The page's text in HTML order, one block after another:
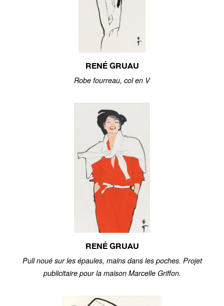
RENÉ GRUAU
Robe fourreau, col en V
RENÉ GRUAU
Pull noué sur les épaules, mains dans les poches. Projet
publicitaire pour la maison Marcelle Griffon.